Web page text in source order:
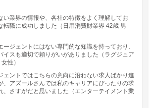
い業界の情報や、各社の特徴をよく理解してお
転職に成功しました（日用消費財業界 42歳 男
ージェントにはない専門的な知識を持っており、
イスも適切で頼りがいがありました（ラグジュア
性）
ェントではこちらの意向に沿わない求人ばかり進
、アズールさんでは私のキャリアにぴったりの求
、さすがだと思いました（エンターテイメント業